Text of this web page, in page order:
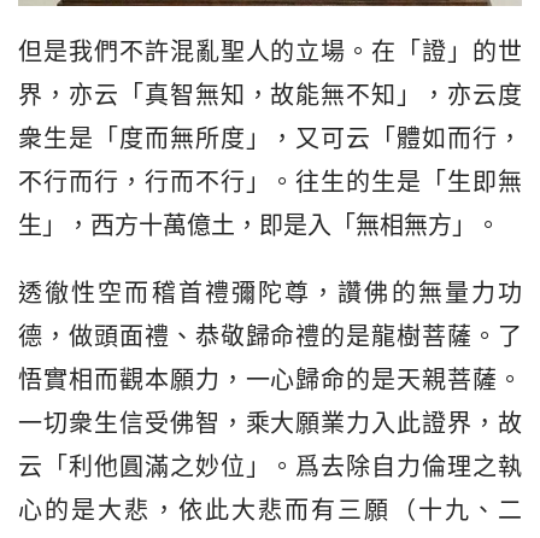
但是我們不許混亂聖人的立場。在「證」的世
界，亦云「真智無知，故能無不知」，亦云度
衆生是「度而無所度」，又可云「體如而行，
不行而行，行而不行」。往生的生是「生即無
生」，西方十萬億土，即是入「無相無方」。
透徹性空而稽首禮彌陀尊，讚佛的無量力功
德，做頭面禮、恭敬歸命禮的是龍樹菩薩。了
悟實相而觀本願力，一心歸命的是天親菩薩。
一切衆生信受佛智，乘大願業力入此證界，故
云「利他圓滿之妙位」。爲去除自力倫理之執
心的是大悲，依此大悲而有三願（十九、二